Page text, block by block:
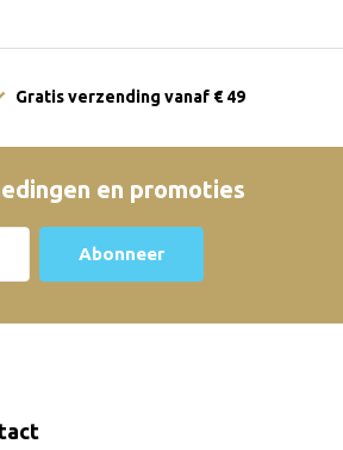
Gratis verzending vanaf € 49
en promoties
Abonneer